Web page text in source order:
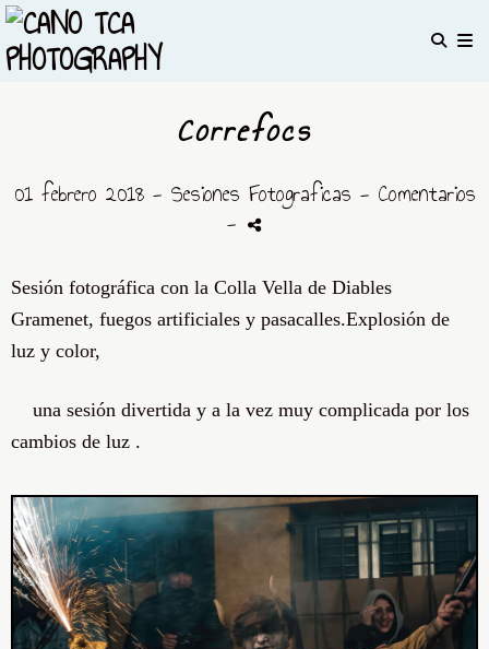
Correfocs
01 febrero 2018 - Sesiones Fotograficas - Comentarios
-
Sesión fotográfica con la Colla Vella de Diables
Gramenet, fuegos artificiales y pasacalles.Explosión de
luz y color,
una sesión divertida y a la vez muy complicada por los
cambios de luz .